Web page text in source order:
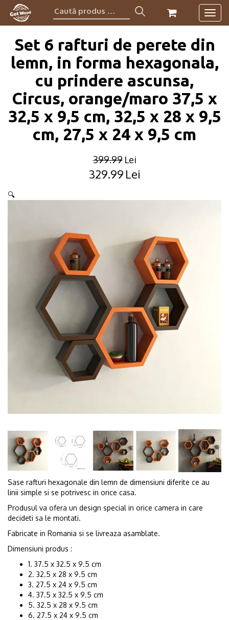
Caută
produs:
Set 6 rafturi de perete din
lemn, in forma hexagonala,
cu prindere ascunsa,
Circus, orange/maro 37,5 x
32,5 x 9,5 cm, 32,5 x 28 x 9,5
cm, 27,5 x 24 x 9,5 cm
399.99 Lei
Original
was:
329.99 Lei
Current
is:
🔍
Sase rafturi hexagonale din lemn de dimensiuni diferite ce au
linii simple si se potrivesc in orice casa.
Produsul va ofera un design special in orice camera in care
decideti sa le montati.
Fabricate in Romania si se livreaza asamblate.
Dimensiuni produs :
1. 37.5 x 32.5 x 9.5 cm
2. 32.5 x 28 x 9.5 cm
3. 27.5 x 24 x 9.5 cm
4. 37.5 x 32.5 x 9.5 cm
5. 32.5 x 28 x 9.5 cm
6. 27.5 x 24 x 9.5 cm